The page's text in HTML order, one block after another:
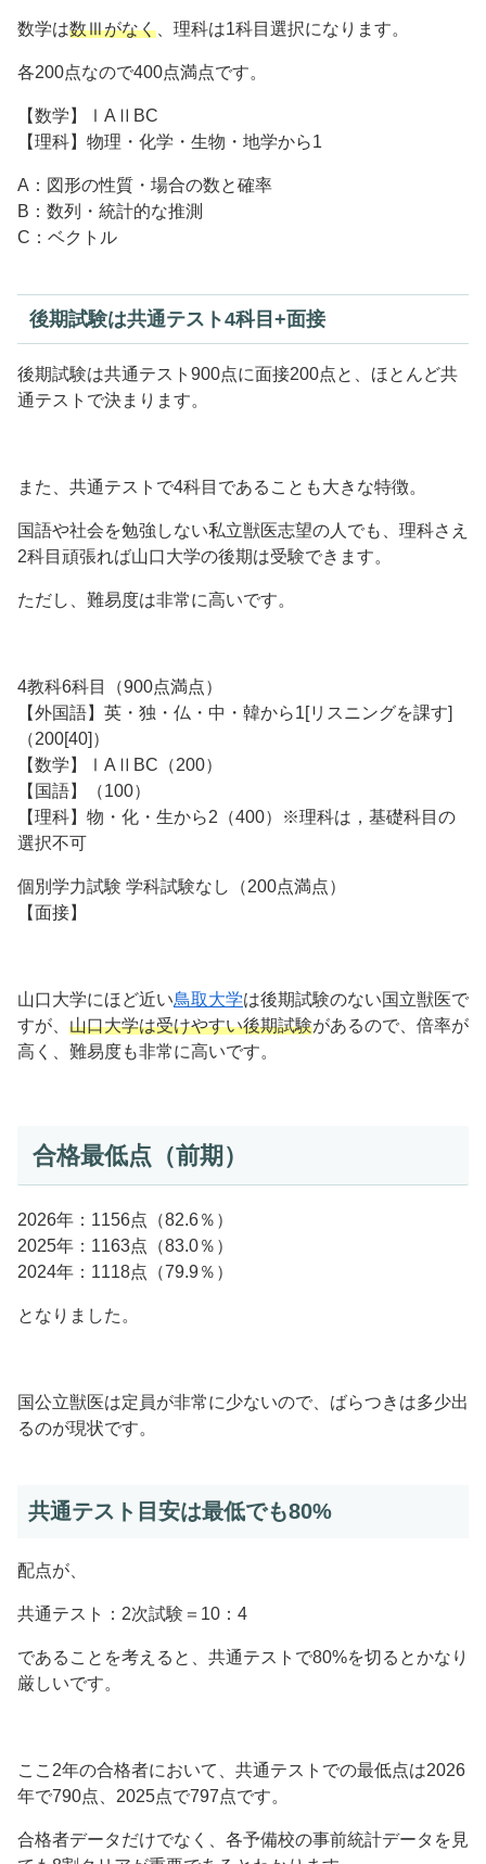
数学は数Ⅲがなく 、理科は1科目選択になります。
各200点なので400点満点です。
【数学】ⅠAⅡBC
【理科】物理・化学・生物・地学から1
A：図形の性質・場合の数と確率
B：数列・統計的な推測
C：ベクトル
後期試験は共通テスト4科目+面接
後期試験は共通テスト900点に面接200点と、ほとんど共
通テストで決まります。
また、共通テストで4科目であることも大きな特徴。
国語や社会を勉強しない私立獣医志望の人でも、理科さえ
2科目頑張れば山口大学の後期は受験できます。
ただし、難易度は非常に高いです。
4教科6科目（900点満点）
【外国語】英・独・仏・中・韓から1[リスニングを課す]
（200[40]）
【数学】ⅠAⅡBC（200）
【国語】（100）
【理科】物・化・生から2（400）※理科は，基礎科目の
選択不可
個別学力試験 学科試験なし（200点満点）
【面接】
山口大学にほど近い鳥取大学は後期試験のない国立獣医で
すが、 山口大学は受けやすい後期試験があるので、倍率が
高く、難易度も非常に高いです。
合格最低点（前期）
2026年：1156点（82.6％）
2025年：1163点（83.0％）
2024年：1118点（79.9％）
となりました。
国公立獣医は定員が非常に少ないので、ばらつきは多少出
るのが現状です。
共通テスト目安は最低でも80%
配点が、
共通テスト：2次試験＝10：4
であることを考えると、共通テストで80%を切るとかなり
厳しいです。
ここ2年の合格者において、共通テストでの最低点は2026
年で790点、2025点で797点です。
合格者データだけでなく、各予備校の事前統計データを見